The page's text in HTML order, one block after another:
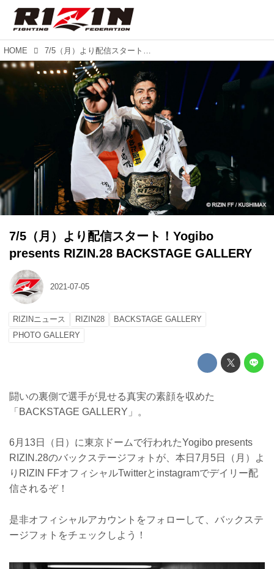
HOME 7/5（月）より配信スタート！Yogibo presents RIZIN.28 BACKSTAGE GALLERY
7/5（月）より配信スタート！Yogibo
presents RIZIN.28 BACKSTAGE GALLERY
2021-07-05
RIZINニュース RIZIN28
BACKSTAGE GALLERY
PHOTO GALLERY
闘いの裏側で選手が見せる真実の素顔を収めた
「BACKSTAGE GALLERY」。
6月13日（日）に東京ドームで行われたYogibo presents
RIZIN.28のバックステージフォトが、本日7月5日（月）よ
りRIZIN FFオフィシャルTwitterとinstagramでデイリー配
信されるぞ！
是非オフィシャルアカウントをフォローして、バックステ
ージフォトをチェックしよう！